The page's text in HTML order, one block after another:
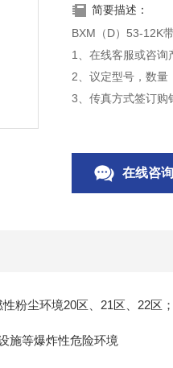
简要描述：
BXM（D）53-12K
1、在线客服或咨询
2、议定型号，数量
3、传真方式签订购
在线咨询
粉尘环境20区、21区、22区；
施等爆炸性危险环境